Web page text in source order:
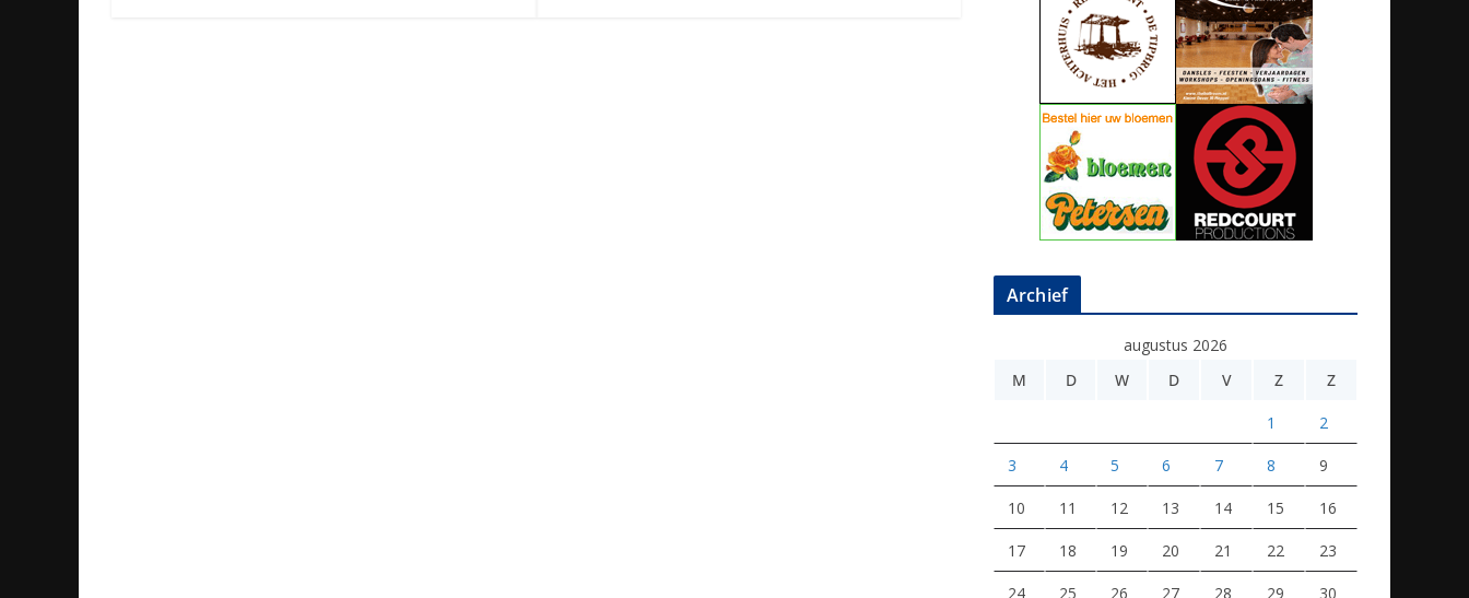
Archief
augustus 2026
M
D W D V Z Z
1 2
3 4 5 6 7 8 9
10 11 12 13 14 15 16
17 18 19 20 21 22 23
24 25 26 27 28 29 30